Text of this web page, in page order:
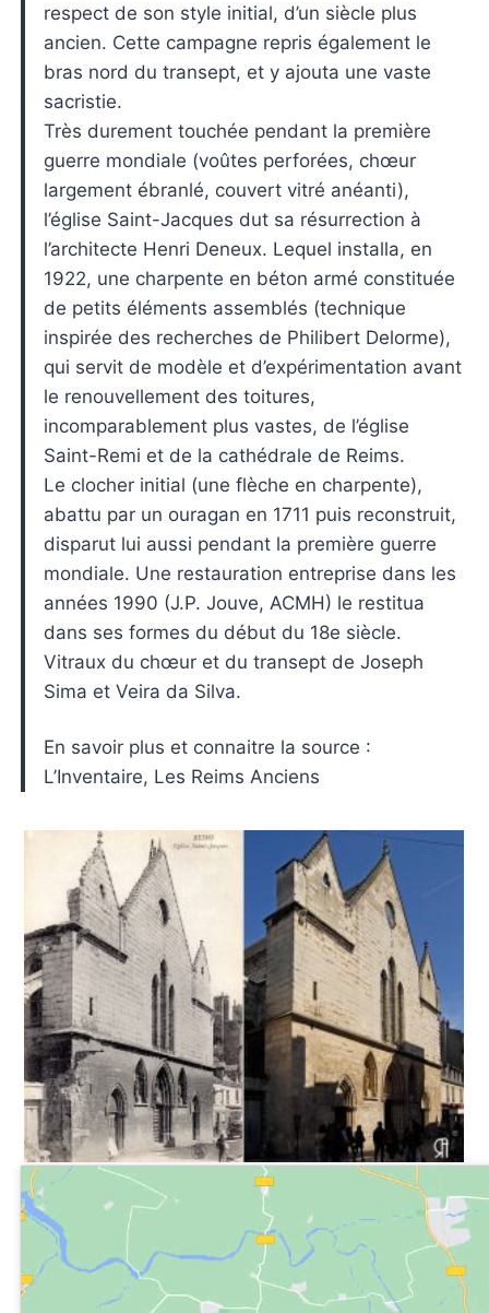
respect de son style initial, d’un siècle plus
ancien. Cette campagne repris également le
bras nord du transept, et y ajouta une vaste
sacristie.
Très durement touchée pendant la première
guerre mondiale (voûtes perforées, chœur
largement ébranlé, couvert vitré anéanti),
l’église Saint-Jacques dut sa résurrection à
l’architecte Henri Deneux. Lequel installa, en
1922, une charpente en béton armé constituée
de petits éléments assemblés (technique
inspirée des recherches de Philibert Delorme),
qui servit de modèle et d’expérimentation avant
le renouvellement des toitures,
incomparablement plus vastes, de l’église
Saint-Remi et de la cathédrale de Reims.
Le clocher initial (une flèche en charpente),
abattu par un ouragan en 1711 puis reconstruit,
disparut lui aussi pendant la première guerre
mondiale. Une restauration entreprise dans les
années 1990 (J.P. Jouve, ACMH) le restitua
dans ses formes du début du 18e siècle.
Vitraux du chœur et du transept de Joseph
Sima et Veira da Silva.
En savoir plus et connaitre la source :
L’Inventaire, Les Reims Anciens